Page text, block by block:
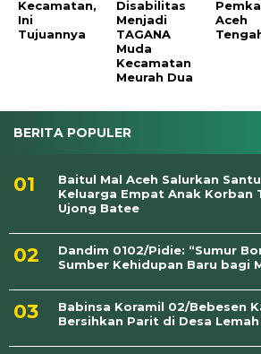
Kecamatan,
Ini
Tujuannya
Disabilitas
Menjadi
TAGANA
Muda
Kecamatan
Meurah Dua
Aceh
BERITA POPULER
Baitul Mal Aceh Salurkan
Keluarga Empat Anak Korban
Ujong Batee
Dandim 0102/Pidie: “Sumur
Sumber Kehidupan Baru bagi
Babinsa Koramil 02/Bebesen
Bersihkan Parit di Desa